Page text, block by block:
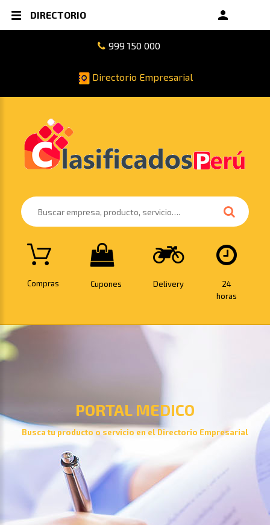
999 150 000
Directorio Empresarial
Compras Cupones Delivery
24
horas
PORTAL MEDICO
Busca tu producto o servicio en el Directorio Empresarial
DIRECTORIO